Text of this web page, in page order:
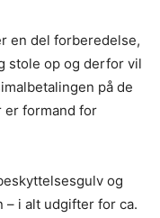
en del forberedelse,
stole op og derfor vil
på de
er formand for
og
– i alt udgifter for ca.